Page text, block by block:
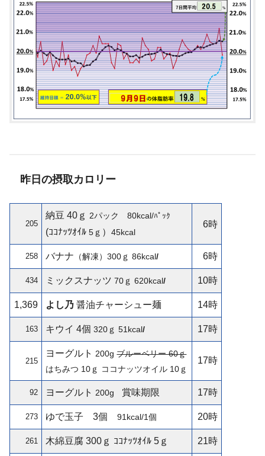
昨日の摂取カロリー
205
納豆 40ｇ 2パック 80kcal/ﾊﾟｯｸ
(ｺｺﾅｯﾂｵｲﾙ5ｇ ）45kcal
6時
258 バナナ （解凍）300ｇ 86kcal/ 6時
434 ミックスナッツ70ｇ 620kcal/ 10時
1,369 よし乃 醤油チャーシュー麺 14時
163 キウイ 4個320ｇ 51kcal/ 17時
215
ヨーグルト 200g ブルーベリー 60ｇ
はちみつ 10ｇ ココナッツオイル 10ｇ
17時
92 ヨーグルト 200g 賞味期限 17時
273 ゆで玉子 3個91kcal/1個 20時
261 木綿豆腐 300ｇ ｺｺﾅｯﾂｵｲﾙ 5ｇ 21時